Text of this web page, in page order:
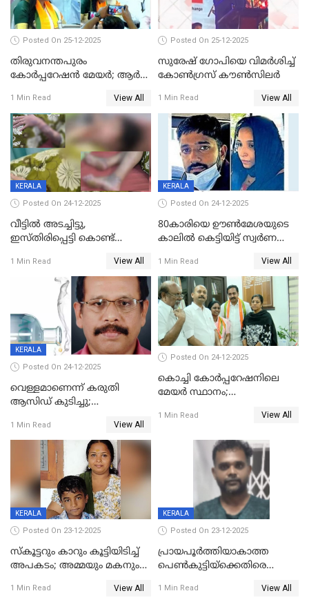
Posted On 25-12-2025
തിരുവനന്തപുരം
കോര്‍പ്പറേഷന്‍ മേയർ; ആര്‍
1 Min Read View All
Posted On 25-12-2025
സുരേഷ് ഗോപിയെ വിമര്‍ശിച്ച്
കോണ്‍ഗ്രസ് കൗണ്‍സിലര്‍
1 Min Read View All
KERALA
Posted On 24-12-2025
വീട്ടിൽ അടച്ചിട്ടു,
ഇസ്തിരിപ്പെട്ടി കൊണ്ട്
ഗർഭിണിയായ യുവതിക്ക് ക്രൂര
1 Min Read View All
KERALA
Posted On 24-12-2025
80കാരിയെ ഊൺമേശയുടെ
കാലിൽ കെട്ടിയിട്ട് സ്വർണവും
കൊച്ചുമകനും സുഹൃത്തും
അറസ്റ്റിൽ
1 Min Read View All
KERALA
Posted On 24-12-2025
വെള്ളമാണെന്ന് കരുതി
ആസിഡ് കുടിച്ചു;
മരിച്ചു
1 Min Read View All
Posted On 24-12-2025
കൊച്ചി കോര്‍പ്പറേഷനിലെ
മേയര്‍ സ്ഥാനം;
രൂക്ഷം
1 Min Read View All
KERALA
Posted On 23-12-2025
സ്കൂട്ടറും കാറും കൂട്ടിയിടിച്ച്
അപകടം; അമ്മയും മകനും
ഗുരുതരാവസ്ഥയിൽ
1 Min Read View All
KERALA
Posted On 23-12-2025
പ്രായപൂർത്തിയാകാത്ത
പെൺകുട്ടിയ്ക്കെതിരെ
59 വർഷം തടവും 90,൦൦൦ രൂപ
1 Min Read View All